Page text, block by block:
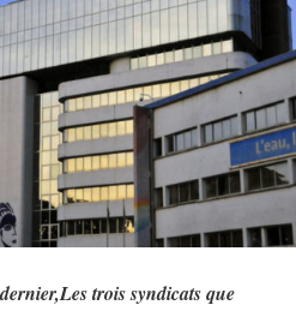
trois syndicats que